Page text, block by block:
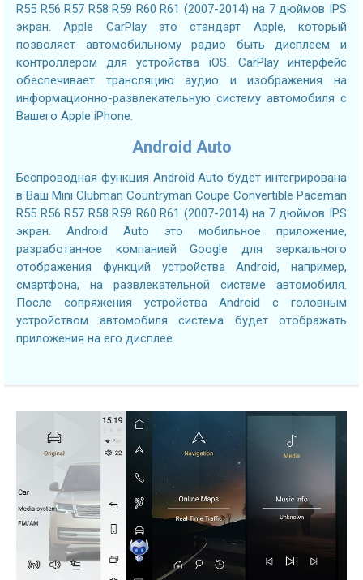
R55 R56 R57 R58 R59 R60 R61 (2007-2014) на 7 дюймов IPS
экран. Apple CarPlay это стандарт Apple, который
позволяет автомобильному радио быть дисплеем и
контроллером для устройства iOS. CarPlay интерфейс
обеспечивает трансляцию аудио и изображения на
информационно-развлекательную систему автомобиля с
Вашего Apple iPhone.
Android Auto
Беспроводная функция Android Auto будет интегрирована
в Ваш Mini Clubman Countryman Coupe Convertible Paceman
R55 R56 R57 R58 R59 R60 R61 (2007-2014) на 7 дюймов IPS
экран. Android Auto это мобильное приложение,
разработанное компанией Google для зеркального
отображения функций устройства Android, например,
смартфона, на развлекательной системе автомобиля.
После сопряжения устройства Android с головным
устройством автомобиля система будет отображать
приложения на его дисплее.